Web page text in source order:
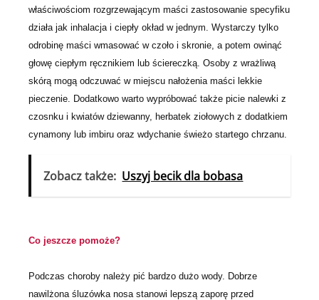
właściwościom rozgrzewającym maści zastosowanie specyfiku
działa jak inhalacja i ciepły okład w jednym. Wystarczy tylko
odrobinę maści wmasować w czoło i skronie, a potem owinąć
głowę ciepłym ręcznikiem lub ściereczką. Osoby z wrażliwą
skórą mogą odczuwać w miejscu nałożenia maści lekkie
pieczenie. Dodatkowo warto wypróbować także picie nalewki z
czosnku i kwiatów dziewanny, herbatek ziołowych z dodatkiem
cynamony lub imbiru oraz wdychanie świeżo startego chrzanu.
Zobacz także: Uszyj becik dla bobasa
Co jeszcze pomoże?
Podczas choroby należy pić bardzo dużo wody. Dobrze
nawilżona śluzówka nosa stanowi lepszą zaporę przed